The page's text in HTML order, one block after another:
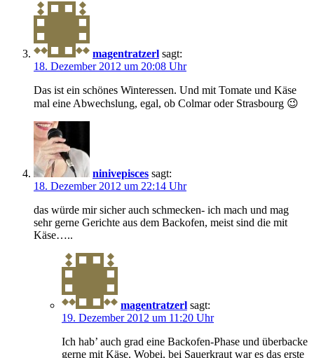
magentratzerl sagt:
18. Dezember 2012 um 20:08 Uhr
Das ist ein schönes Winteressen. Und mit Tomate und Käse
mal eine Abwechslung, egal, ob Colmar oder Strasbourg 😉
ninivepisces sagt:
18. Dezember 2012 um 22:14 Uhr
das würde mir sicher auch schmecken- ich mach und mag
sehr gerne Gerichte aus dem Backofen, meist sind die mit
Käse…..
magentratzerl sagt:
19. Dezember 2012 um 11:20 Uhr
Ich hab’ auch grad eine Backofen-Phase und überbacke
gerne mit Käse. Wobei, bei Sauerkraut war es das erste